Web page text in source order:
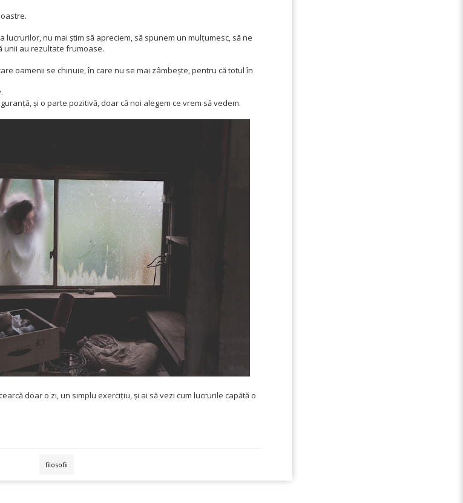
lucrurilor, nu mai știm să apreciem, să spunem un mulțumesc, să ne
unii au rezultate frumoase.
oamenii se chinuie, în care nu se mai zâmbește, pentru că totul în
și o parte pozitivă, doar că noi alegem ce vrem să vedem.
doar o zi, un simplu exercițiu, și ai să vezi cum lucrurile capătă o
filosofii